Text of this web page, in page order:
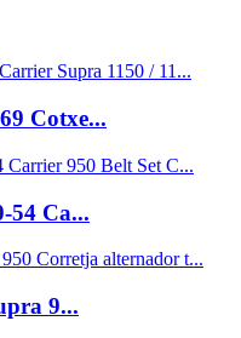
Cotxe...
54 Ca...
9...